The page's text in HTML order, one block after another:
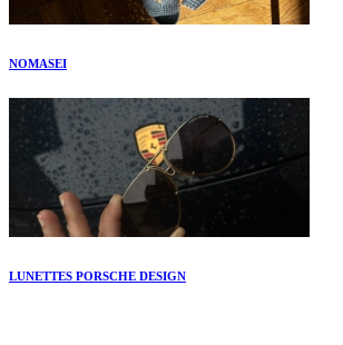
NOMASEI
LUNETTES PORSCHE DESIGN